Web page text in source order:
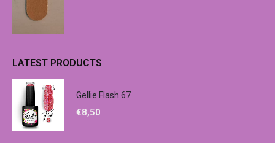
LATEST PRODUCTS
Gellie Flash 67
€8,50